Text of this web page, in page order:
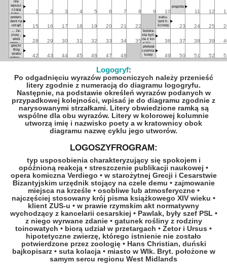
nie
wpusz­
cza­ją
bał­wa­
nów
1 2 3 4 5 6 7 8 9 10
po­go­da
11 12
pre­ten­
dent na
urząd
15 16 17 18 19 20 21 22
su­ku­
lent li­
ścio­wy
23 24 25
... Je­
zio­ry ,
wieś
gmin­na
w po­
wie­cie
otwoc­
kim
28 29 30 31 32 33 34 35
bul­wia­
sta by­li­
na z ko­
sać­co­
wa­tych
36 37 38 39
grec­ki
Bóg
wia­tru
pół­noc­
ne­go
42 43 44 45 46 47 48
płe­twal
czer­nia­
ko­wy
49 50 51 52
Logogryf:
Po odgadnięciu wyrazów pomocniczych należy przenieść
litery zgodnie z numeracją do diagramu logogryfu.
Następnie, na podstawie określeń wyrazów podanych w
przypadkowej kolejności, wpisać je do diagramu zgodnie z
narysowanymi strzałkami. Litery obwiedzione ramką są
wspólne dla obu wyrazów. Litery w kolorowej kolumnie
utworzą imię i nazwisko poety a w kratownicy obok
diagramu nazwę cyklu jego utworów.
LOGOSZYFROGRAM:
typ usposobienia charakteryzujący się spokojem i
opóźnioną reakcją • streszczenie publikacji naukowej •
opera komiczna Verdiego • w starożytnej Grecji i Cesarstwie
Bizantyjskim urzędnik stojący na czele demu • zajmowanie
miejsca na krześle • osobliwe lub atmosferyczne •
najczęściej stosowany krój pisma książkowego XIV wieku •
klient ZUS-u • w prawie rzymskim akt normatywny
wychodzący z kancelarii cesarskiej • Pawlak, były szef PSL •
z niego wyrwane zdanie • gatunek rośliny z rodziny
toinowatych • biorą udział w przetargach • Zetor i Ursus •
hipotetyczne zwierzę, którego istnienie nie zostało
potwierdzone przez zoologię • Hans Christian, duński
bajkopisarz • suta kolacja • miasto w Wlk. Bryt. położone w
samym sercu regionu West Midlands